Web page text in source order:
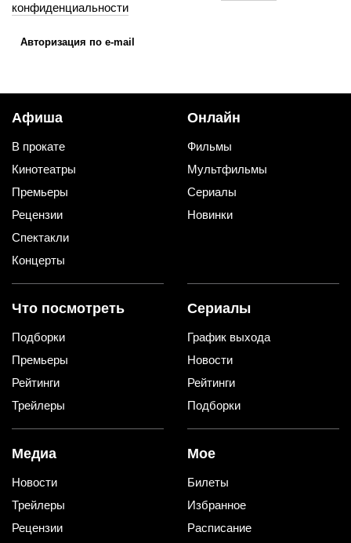
конфиденциальности
Авторизация по e-mail
Афиша
В прокате
Кинотеатры
Премьеры
Рецензии
Спектакли
Концерты
Онлайн
Фильмы
Мультфильмы
Сериалы
Новинки
Что посмотреть
Подборки
Премьеры
Рейтинги
Трейлеры
Сериалы
График выхода
Новости
Рейтинги
Подборки
Медиа
Новости
Трейлеры
Рецензии
Мое
Билеты
Избранное
Расписание